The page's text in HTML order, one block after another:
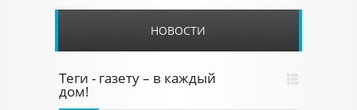
НОВОСТИ
Теги - газету – в каждый
дом!